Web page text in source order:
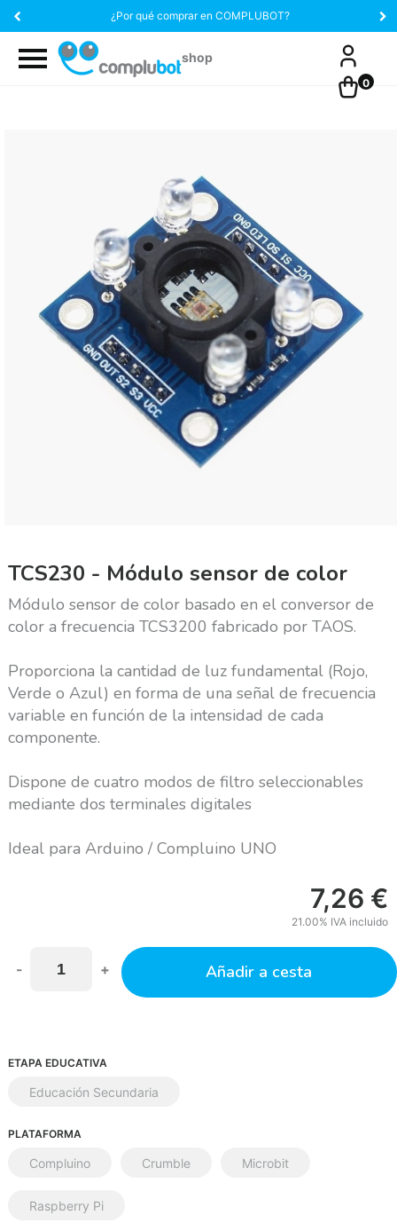
¿Por qué comprar en COMPLUBOT?
0
TCS230 - Módulo sensor de color
Módulo sensor de color basado en el conversor de
color a frecuencia TCS3200 fabricado por TAOS.
Proporciona la cantidad de luz fundamental (Rojo,
Verde o Azul) en forma de una señal de frecuencia
variable en función de la intensidad de cada
componente.
Dispone de cuatro modos de filtro seleccionables
mediante dos terminales digitales
Ideal para Arduino / Compluino UNO
7,26 €
21.00% IVA incluido
- + Añadir a cesta
ETAPA EDUCATIVA
Educación Secundaria
PLATAFORMA
Compluino Crumble Microbit
Raspberry Pi